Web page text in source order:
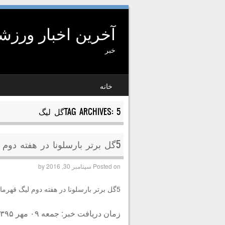
آخرین اخبار
خبر
MENU
SKIP TO CONTENT
خانه
TAG ARCHIVES:5گل لیگ
5گل برتر بارسلونا در هفته دوم لیگ قهرمانان
Posted on سپتامبر 30, 2016 by
5گل برتر بارسلونا در هفته دوم لیگ قهرمانان
زمان دریافت خبر: جمعه ۰۹ مهر ۱۳۹۵ ساعت ۲۰:۴۲